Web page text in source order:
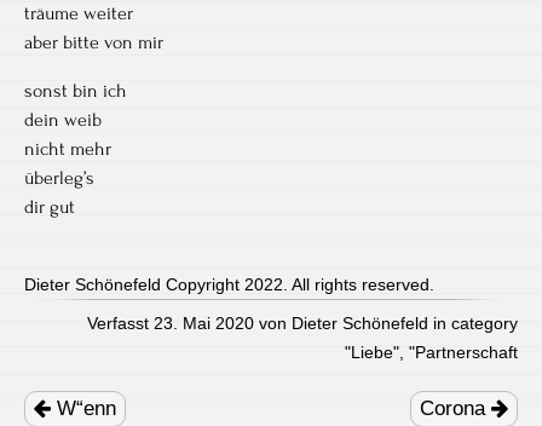
träume weiter
aber bitte von mir
sonst bin ich
dein weib
nicht mehr
überleg’s
dir gut
Dieter Schönefeld Copyright 2022. All rights reserved.
Verfasst 23. Mai 2020 von Dieter Schönefeld in category
"Liebe", "Partnerschaft
navigation
W“enn Corona